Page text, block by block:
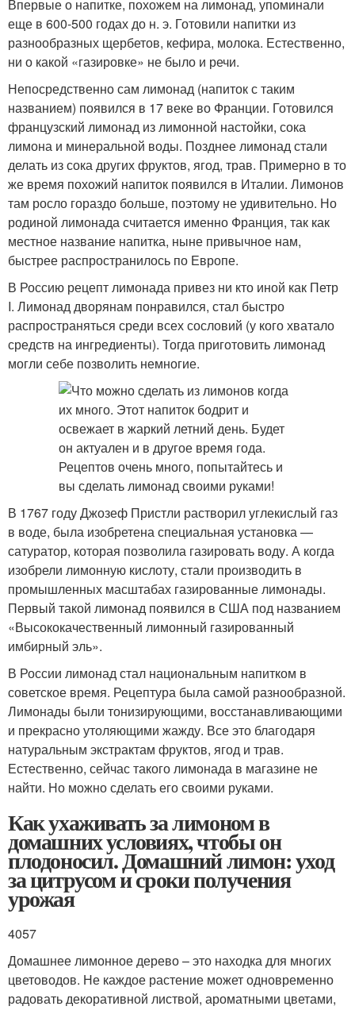
Впервые о напитке, похожем на лимонад, упоминали
еще в 600-500 годах до н. э. Готовили напитки из
разнообразных щербетов, кефира, молока. Естественно,
ни о какой «газировке» не было и речи.
Непосредственно сам лимонад (напиток с таким
названием) появился в 17 веке во Франции. Готовился
французский лимонад из лимонной настойки, сока
лимона и минеральной воды. Позднее лимонад стали
делать из сока других фруктов, ягод, трав. Примерно в то
же время похожий напиток появился в Италии. Лимонов
там росло гораздо больше, поэтому не удивительно. Но
родиной лимонада считается именно Франция, так как
местное название напитка, ныне привычное нам,
быстрее распространилось по Европе.
В Россию рецепт лимонада привез ни кто иной как Петр
I. Лимонад дворянам понравился, стал быстро
распространяться среди всех сословий (у кого хватало
средств на ингредиенты). Тогда приготовить лимонад
могли себе позволить немногие.
В 1767 году Джозеф Пристли растворил углекислый газ
в воде, была изобретена специальная установка —
сатуратор, которая позволила газировать воду. А когда
изобрели лимонную кислоту, стали производить в
промышленных масштабах газированные лимонады.
Первый такой лимонад появился в США под названием
«Высококачественный лимонный газированный
имбирный эль».
В России лимонад стал национальным напитком в
советское время. Рецептура была самой разнообразной.
Лимонады были тонизирующими, восстанавливающими
и прекрасно утоляющими жажду. Все это благодаря
натуральным экстрактам фруктов, ягод и трав.
Естественно, сейчас такого лимонада в магазине не
найти. Но можно сделать его своими руками.
Как ухаживать за лимоном в
домашних условиях, чтобы он
плодоносил. Домашний лимон: уход
за цитрусом и сроки получения
урожая
4057
Домашнее лимонное дерево – это находка для многих
цветоводов. Не каждое растение может одновременно
радовать декоративной листвой, ароматными цветами,